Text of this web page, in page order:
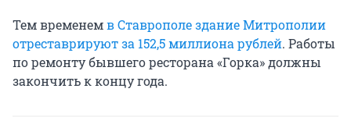
Тем временемв Ставрополе здание Митрополии
отреставрируют за 152,5 миллиона рублей. Работы
по ремонту бывшего ресторана «Горка» должны
закончить к концу года.